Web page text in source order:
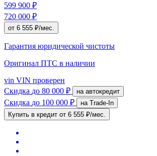
599 900 ₽
720 000 ₽
от 6 555 ₽/мес.
Гарантия юридической чистоты
Оригинал ПТС в наличии
vin VIN проверен
Скидка до 80 000 ₽ на автокредит
Скидка до 100 000 ₽
на Trade-In
Купить в кредит от 6 555 ₽/мес.